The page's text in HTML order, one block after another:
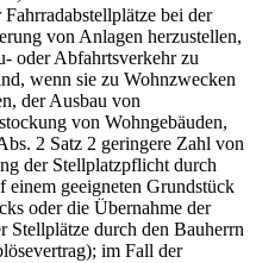
bei der
von Anlagen herzustellen,
oder Abfahrtsverkehr zu
wenn sie zu Wohnzwecken
der Ausbau von
von Wohngebäuden,
2 Satz 2 geringere Zahl von
der Stellplatzpflicht durch
einem geeigneten Grundstück
oder die Übernahme der
Stellplätze durch den Bauherrn
im Fall der